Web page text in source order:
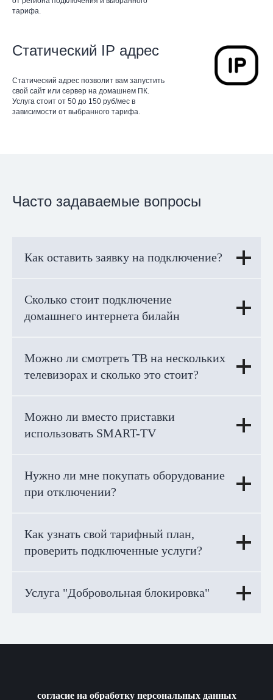
тарифа.
Статический IP адрес
Статический адрес позволит вам запустить
свой сайт или сервер на домашнем ПК.
Услуга стоит от 50 до 150 руб/мес в
зависимости от выбранного тарифа.
Часто задаваемые вопросы
Как оставить заявку на подключение?
Сколько стоит подключение
домашнего интернета билайн
Можно ли смотреть ТВ на нескольких
телевизорах и сколько это стоит?
Можно ли вместо приставки
использовать SMART-TV
Нужно ли мне покупать оборудование
при отключении?
Как узнать свой тарифный план,
проверить подключенные услуги?
Услуга "Добровольная блокировка"
согласие на обработку персональных данных